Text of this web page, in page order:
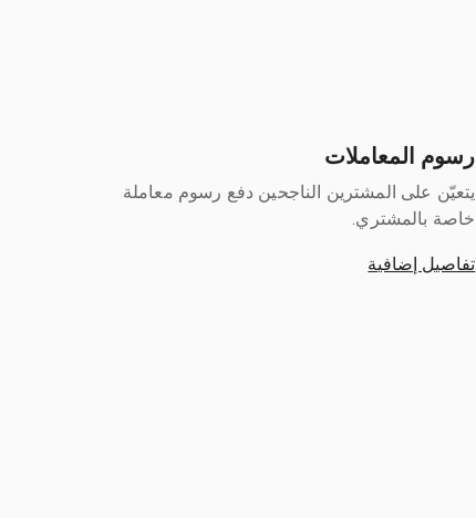
رسوم المعاملات
يتعيّن على المشترين الناجحين دفع رسوم معاملة
خاصة بالمشتري.
تفاصيل إضافية